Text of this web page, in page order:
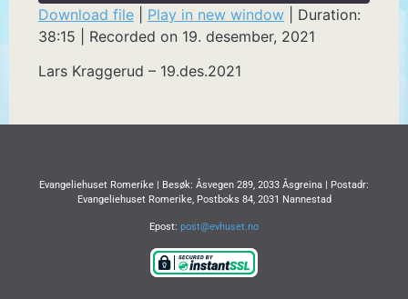
SHARE
LINK
Download file Play in new window
Duration:
38:15
Recorded on 19. desember, 2021
Lars Kraggerud – 19.des.2021
Evangeliehuset Romerike | Besøk: Åsvegen 289, 2033 Åsgreina | Postadr:
Evangeliehuset Romerike, Postboks 84, 2031 Nannestad
Epost: post@evhuset.no